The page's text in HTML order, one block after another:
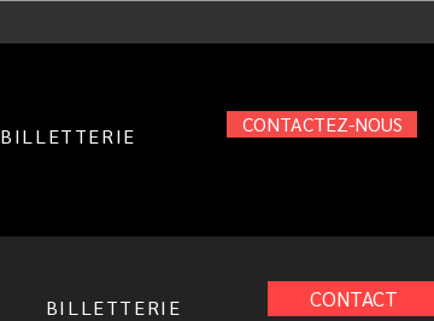
BILLETTERIE CONTACTEZ-NOUS
BILLETTERIE CONTACT